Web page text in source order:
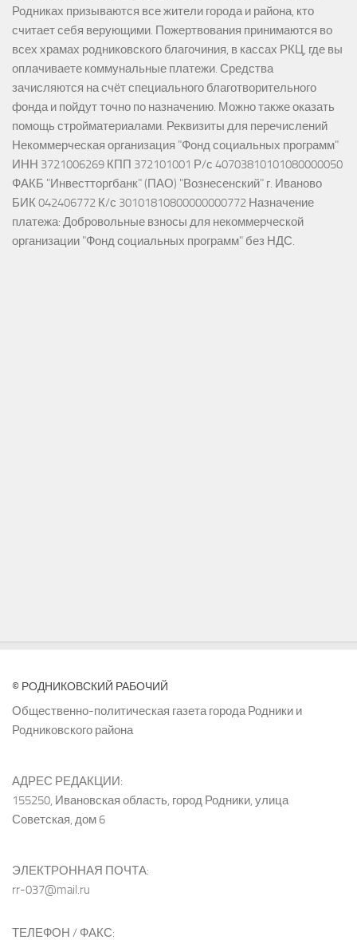
Родниках призываются все жители города и района, кто
считает себя верующими. Пожертвования принимаются во
всех храмах родниковского благочиния, в кассах РКЦ, где вы
оплачиваете коммунальные платежи. Средства
зачисляются на счёт специального благотворительного
фонда и пойдут точно по назначению. Можно также оказать
помощь стройматериалами. Реквизиты для перечислений
Некоммерческая организация "Фонд социальных программ"
ИНН 3721006269 КПП 372101001 Р/с 40703810101080000050
ФАКБ "Инвестторгбанк" (ПАО) "Вознесенский" г. Иваново
БИК 042406772 К/с 30101810800000000772 Назначение
платежа: Добровольные взносы для некоммерческой
организации "Фонд социальных программ" без НДС.
© РОДНИКОВСКИЙ РАБОЧИЙ
Общественно-политическая газета города Родники и
Родниковского района
АДРЕС РЕДАКЦИИ:
155250, Ивановская область, город Родники, улица
Советская, дом 6
ЭЛЕКТРОННАЯ ПОЧТА:
rr-037@mail.ru
ТЕЛЕФОН / ФАКС: